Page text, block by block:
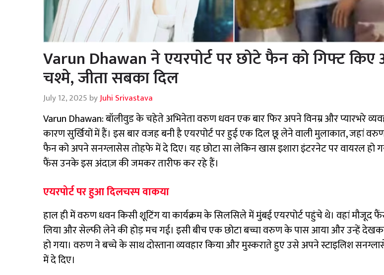
Varun Dhawan ने एयरपोर्ट पर छोटे फैन को गिफ्ट
चश्मे, जीता सबका दिल
July 12, 2025 byJuhi Srivastava
Varun Dhawan: बॉलीवुड के चहेते अभिनेता वरुण धवन एक बार फिर अपने विनम्र और प्यारभरे
कारण सुर्खियों में हैं। इस बार वजह बनी है एयरपोर्ट पर हुई एक दिल छू लेने वाली मुलाकात, जहां
फैन को अपने सनग्लासेस तोहफे में दे दिए। यह छोटा सा लेकिन खास इशारा इंटरनेट पर वायरल हो
फैंस उनके इस अंदाज़ की जमकर तारीफ कर रहे हैं।
एयरपोर्ट पर हुआ दिलचस्प वाकया
हाल ही में वरुण धवन किसी शूटिंग या कार्यक्रम के सिलसिले में मुंबई एयरपोर्ट पहुंचे थे। वहां मौजूद
लिया और सेल्फी लेने की होड़ मच गई। इसी बीच एक छोटा बच्चा वरुण के पास आया और उन्हें
हो गया। वरुण ने बच्चे के साथ दोस्ताना व्यवहार किया और मुस्कराते हुए उसे अपने स्टाइलिश
में दे दिए।